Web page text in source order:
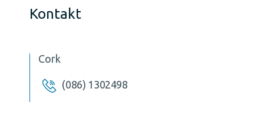
Kontakt
Cork
(086) 1302498